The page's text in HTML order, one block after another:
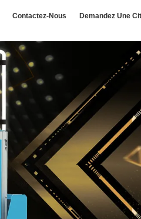
Contactez-Nous Demandez Une